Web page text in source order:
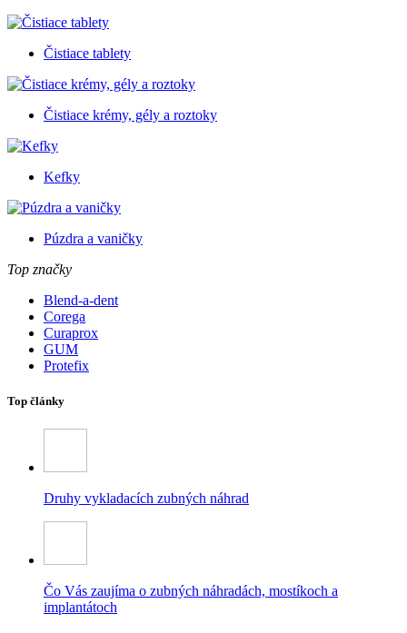
Čistiace tablety
Čistiace krémy, gély a roztoky
Kefky
Púzdra a vaničky
Top značky
Blend-a-dent
Corega
Curaprox
GUM
Protefix
Top články
Druhy vykladacích zubných náhrad
Čo Vás zaujíma o zubných náhradách, mostíkoch a
implantátoch